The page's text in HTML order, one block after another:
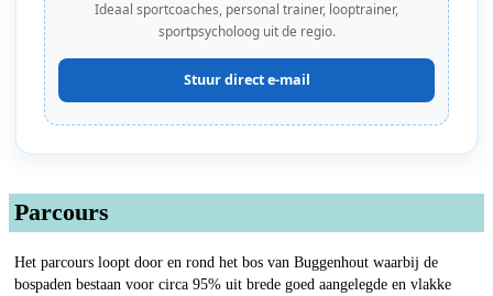
Ideaal sportcoaches, personal trainer, looptrainer,
sportpsycholoog uit de regio.
Stuur direct e-mail
Parcours
Het parcours loopt door en rond het bos van Buggenhout waarbij de
bospaden bestaan voor circa 95% uit brede goed aangelegde en vlakke